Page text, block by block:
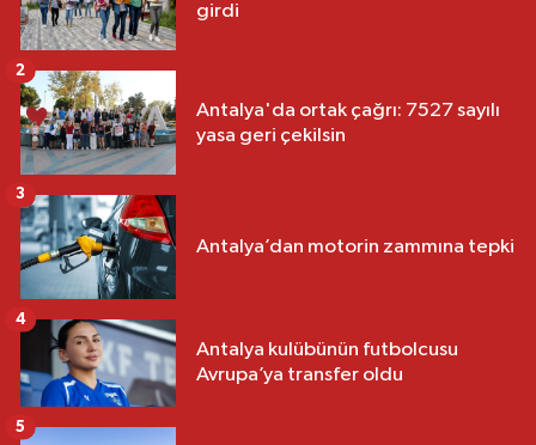
girdi
Antalya'da ortak çağrı: 7527 sayılı
yasa geri çekilsin
2
Antalya’dan motorin zammına tepki
3
Antalya kulübünün futbolcusu
Avrupa’ya transfer oldu
4
5